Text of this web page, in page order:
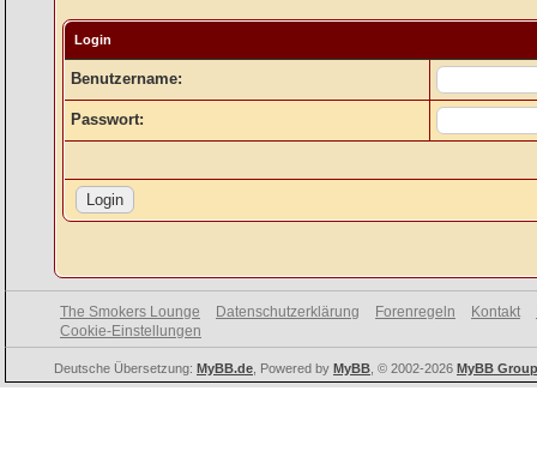
Login
Benutzername:
Passwort:
The Smokers Lounge Datenschutzerklärung Forenregeln Kontakt
Cookie-Einstellungen
Deutsche Übersetzung: MyBB.de , Powered by MyBB , © 2002-2026 MyBB Group